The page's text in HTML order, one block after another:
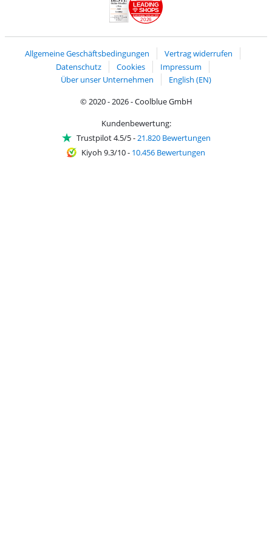
2026
LEADING
SHOPS
Allgemeine Geschäftsbedingungen
Vertrag widerrufen
Datenschutz
Cookies
Impressum
Über unser Unternehmen
English (EN)
© 2020 - 2026 - Coolblue GmbH
Kundenbewertung:
Trustpilot 4.5/5-21.820 Bewertungen
Kiyoh 9.3/10- 10.456 Bewertungen